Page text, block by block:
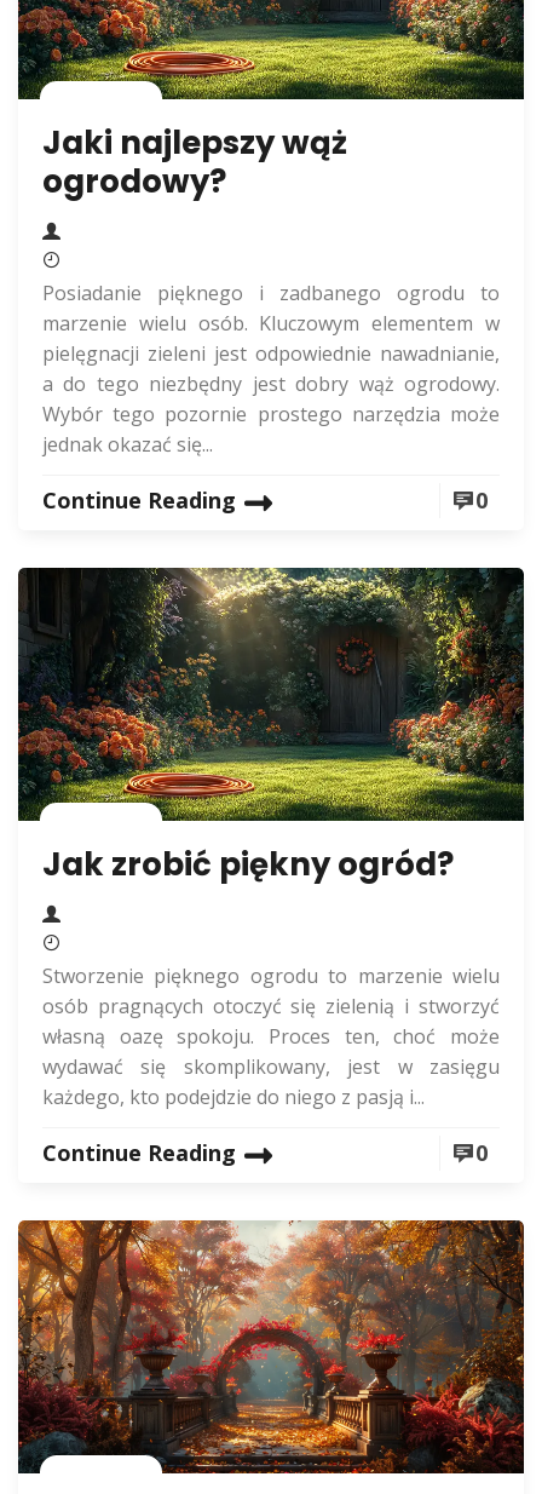
Jaki najlepszy wąż
ogrodowy?
Posiadanie pięknego i zadbanego ogrodu to
marzenie wielu osób. Kluczowym elementem w
pielęgnacji zieleni jest odpowiednie nawadnianie,
a do tego niezbędny jest dobry wąż ogrodowy.
Wybór tego pozornie prostego narzędzia może
jednak okazać się...
Continue Reading 0
Jak zrobić piękny ogród?
Stworzenie pięknego ogrodu to marzenie wielu
osób pragnących otoczyć się zielenią i stworzyć
własną oazę spokoju. Proces ten, choć może
wydawać się skomplikowany, jest w zasięgu
każdego, kto podejdzie do niego z pasją i...
Continue Reading 0